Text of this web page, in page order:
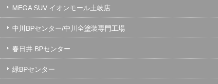
MEGA SUV イオンモール土岐店
中川BPセンター/中川全塗装専門工場
春日井 BPセンター
緑BPセンター